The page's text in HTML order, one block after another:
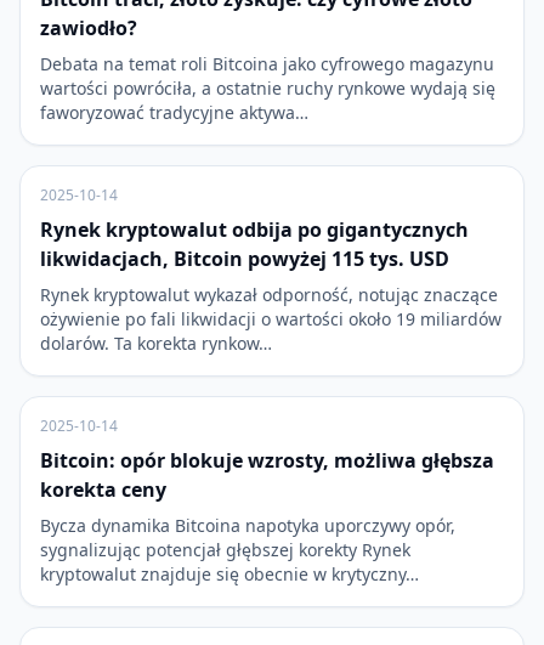
zawiodło?
Debata na temat roli Bitcoina jako cyfrowego magazynu
wartości powróciła, a ostatnie ruchy rynkowe wydają się
faworyzować tradycyjne aktywa…
2025-10-14
Rynek kryptowalut odbija po gigantycznych
likwidacjach, Bitcoin powyżej 115 tys. USD
Rynek kryptowalut wykazał odporność, notując znaczące
ożywienie po fali likwidacji o wartości około 19 miliardów
dolarów. Ta korekta rynkow…
2025-10-14
Bitcoin: opór blokuje wzrosty, możliwa głębsza
korekta ceny
Bycza dynamika Bitcoina napotyka uporczywy opór,
sygnalizując potencjał głębszej korekty Rynek
kryptowalut znajduje się obecnie w krytyczny…